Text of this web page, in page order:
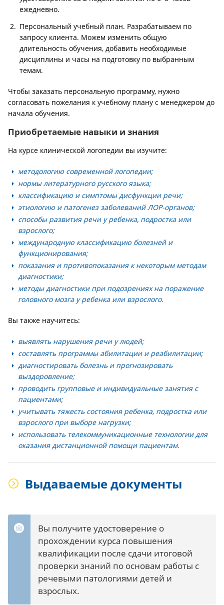
ежедневно.
Персональный учебный план. Разрабатываем по
запросу клиента. Можем изменить общую
длительность обучения, добавить необходимые
дисциплины и часы на подготовку по выбранным
темам.
Чтобы заказать персональную программу, нужно
согласовать пожелания к учебному плану с менеджером до
начала обучения.
Приобретаемые навыки и знания
На курсе клинической логопедии вы изучите:
методологию современной логопедии;
нормы литературного русского языка;
классификацию и симптомы дисфункции речи;
этиологию и патогенез заболеваний ЛОР-органов;
способы развития речи у ребенка, подростка или
взрослого;
международную классификацию болезней и
функционирования;
показания и противопоказания к некоторым методам
диагностики;
методы диагностики при подозрениях на поражение
головного мозга у ребенка или взрослого.
Вы также научитесь:
выявлять нарушения речи у людей;
составлять программы абилитации и реабилитации;
диагностировать болезнь и прогнозировать
выздоровление;
проводить групповые и индивидуальные занятия с
пациентами;
учитывать тяжесть состояния ребенка, подростка или
взрослого при выборе нагрузки;
использовать телекоммуникационные технологии для
оказания дистанционной помощи пациентам.
Выдаваемые документы
Вы получите удостоверение о
прохождении курса повышения
квалификации после сдачи итоговой
проверки знаний по основам работы с
речевыми патологиями детей и
взрослых.